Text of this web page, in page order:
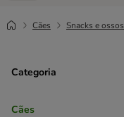
Cães Snacks e ossos
Categoria
Cães